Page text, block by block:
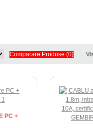
Comparare Produse (0)
PC +